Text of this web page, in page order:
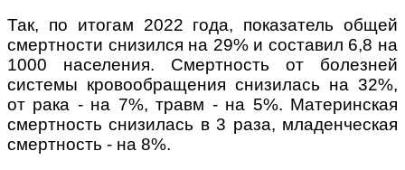
Так, по итогам 2022 года, показатель общей
смертности снизился на 29% и составил 6,8 на
1000 населения. Смертность от болезней
системы кровообращения снизилась на 32%,
от рака - на 7%, травм - на 5%. Материнская
смертность снизилась в 3 раза, младенческая
смертность - на 8%.